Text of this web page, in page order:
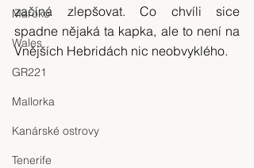
Maroko
Wales
GR221
Mallorka
Kanárské ostrovy
Tenerife
začíná zlepšovat. Co chvíli sice
spadne nějaká ta kapka, ale to není na
Vnějších Hebridách nic neobvyklého.